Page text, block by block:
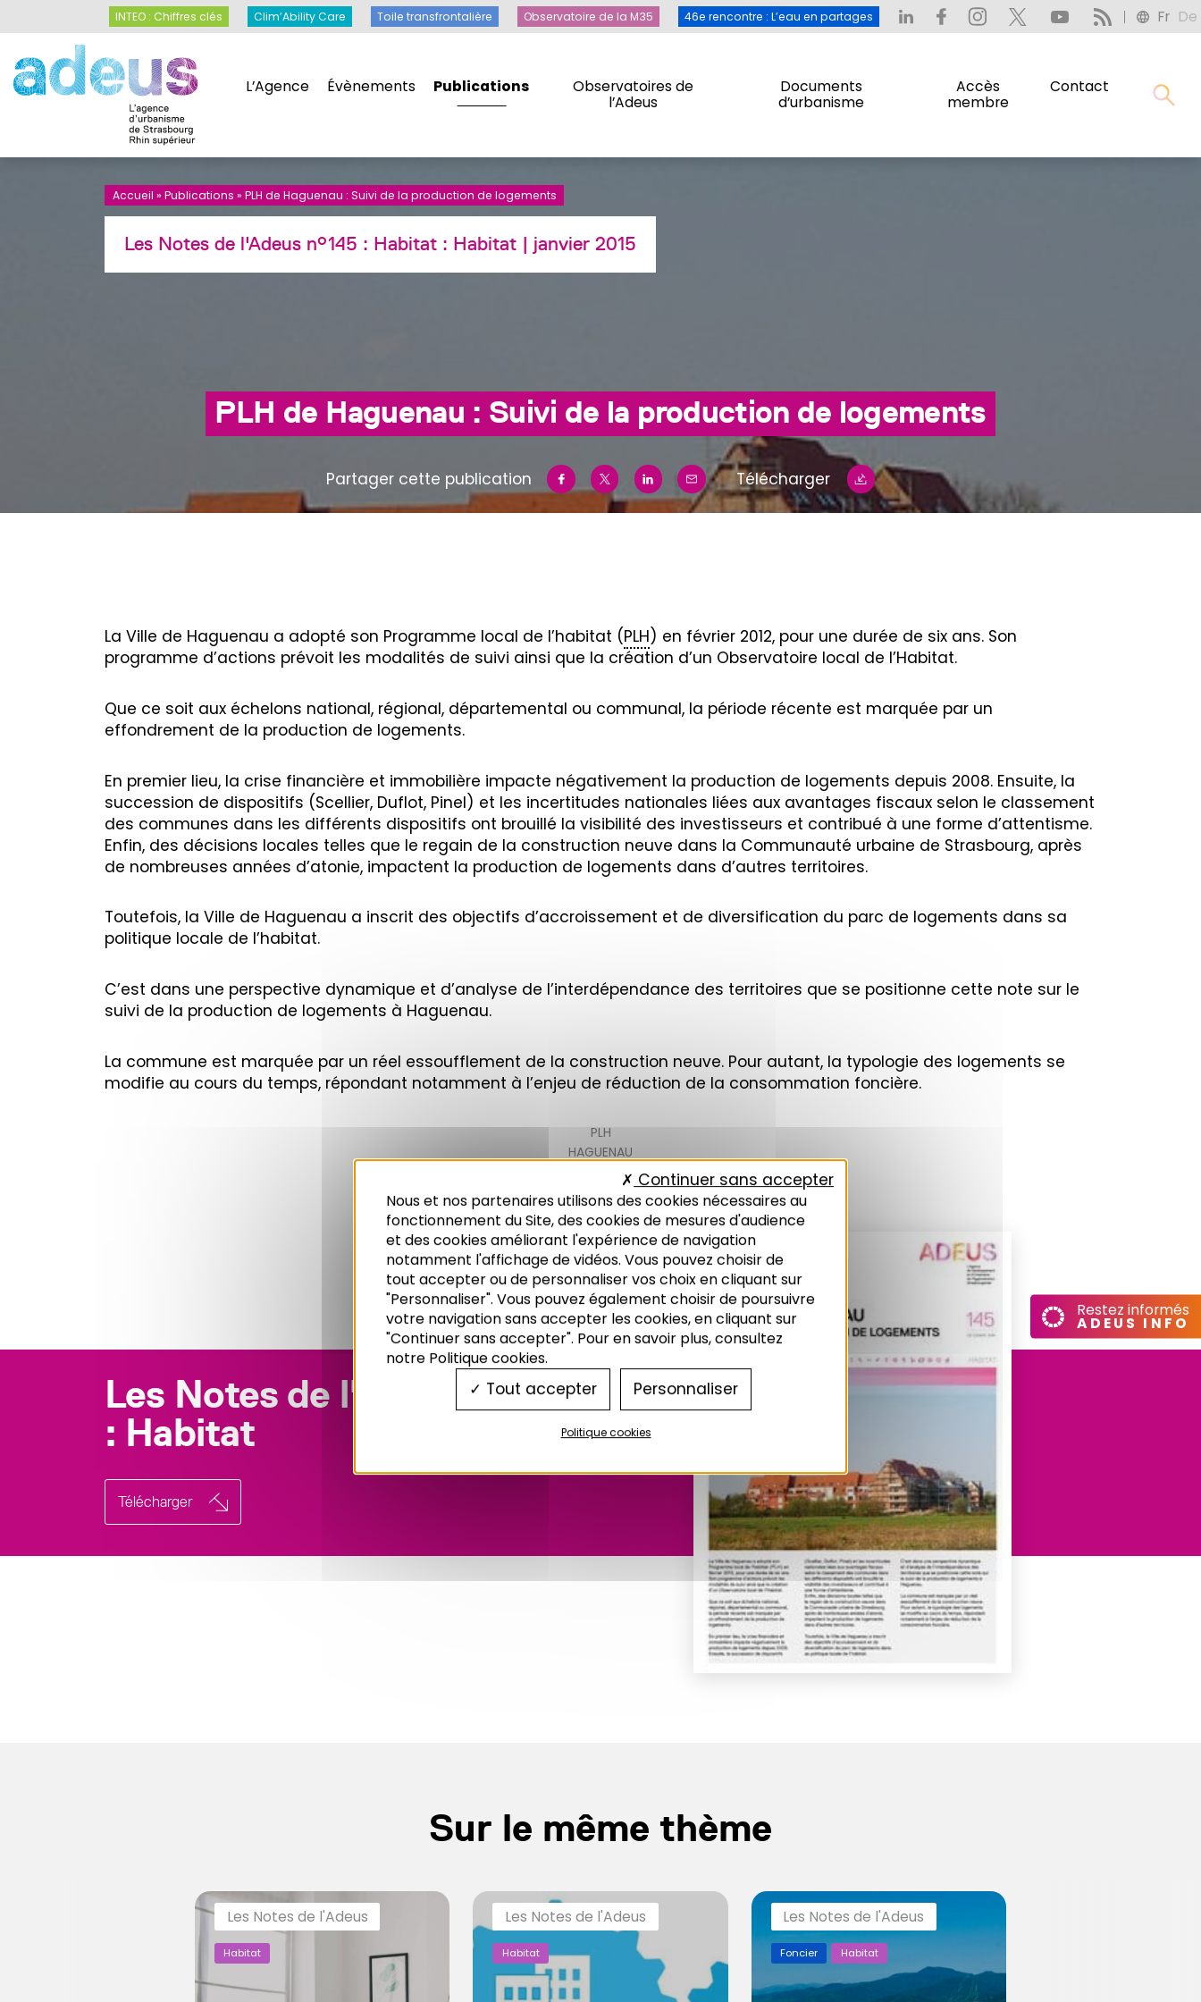
L’Agence Évènements Publications
Observatoires de
l’Adeus
Documents
d’urbanisme
Accès
membre
Contact
INTEO : Chiffres clés Clim’Ability Care Toile transfrontalière Observatoire de la M35 46e rencontre : L’eau en partages Fr De
INTEO : Chiffres clés Clim’Ability Care Toile transfrontalière Observatoire de la M35 46e rencontre : L’eau en partages Fr De
Accueil » Publications » PLH de Haguenau : Suivi de la production de logements
Les Notes de l'Adeus n°145 : Habitat : Habitat| janvier 2015
PLH de Haguenau : Suivi de la production de logements
Partager cette publication Télécharger
La Ville de Haguenau a adopté son Programme local de l’habitat (PLH) en février 2012, pour une durée de six ans. Son
programme d’actions prévoit les modalités de suivi ainsi que la création d’un Observatoire local de l’Habitat.
Que ce soit aux échelons national, régional, départemental ou communal, la période récente est marquée par un
effondrement de la production de logements.
En premier lieu, la crise financière et immobilière impacte négativement la production de logements depuis 2008. Ensuite, la
succession de dispositifs (Scellier, Duflot, Pinel) et les incertitudes nationales liées aux avantages fiscaux selon le classement
des communes dans les différents dispositifs ont brouillé la visibilité des investisseurs et contribué à une forme d’attentisme.
Enfin, des décisions locales telles que le regain de la construction neuve dans la Communauté urbaine de Strasbourg, après
de nombreuses années d’atonie, impactent la production de logements dans d’autres territoires.
Toutefois, la Ville de Haguenau a inscrit des objectifs d’accroissement et de diversification du parc de logements dans sa
politique locale de l’habitat.
C’est dans une perspective dynamique et d’analyse de l’interdépendance des territoires que se positionne cette note sur le
suivi de la production de logements à Haguenau.
La commune est marquée par un réel essoufflement de la construction neuve. Pour autant, la typologie des logements se
modifie au cours du temps, répondant notamment à l’enjeu de réduction de la consommation foncière.
PLH
HAGUENAU
Les Notes de l'Adeus n°145
: Habitat
Télécharger
Sur le même thème
Les Notes de l'Adeus
Habitat
Les Notes de l'Adeus
Habitat
Les Notes de l'Adeus
Foncier Habitat
Restez informés
ADEUS INFO
Panneau de gestion des cookies
Nous et nos partenaires utilisons des cookies nécessaires au
fonctionnement du Site, des cookies de mesures d'audience
et des cookies améliorant l'expérience de navigation
notamment l'affichage de vidéos. Vous pouvez choisir de
tout accepter ou de personnaliser vos choix en cliquant sur
"Personnaliser". Vous pouvez également choisir de poursuivre
votre navigation sans accepter les cookies, en cliquant sur
"Continuer sans accepter". Pour en savoir plus, consultez
notre Politique cookies.
Tout accepter
Continuer sans accepter
Personnaliser
Politique cookies